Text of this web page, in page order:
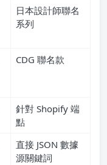
日本設計師聯名
系列
CDG 聯名款
針對 Shopify 端
點
直接 JSON 數據
源關鍵詞